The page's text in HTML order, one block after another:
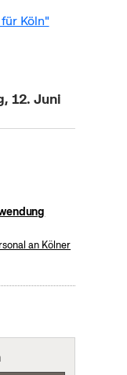
Köln"
12. Juni
an Kölner